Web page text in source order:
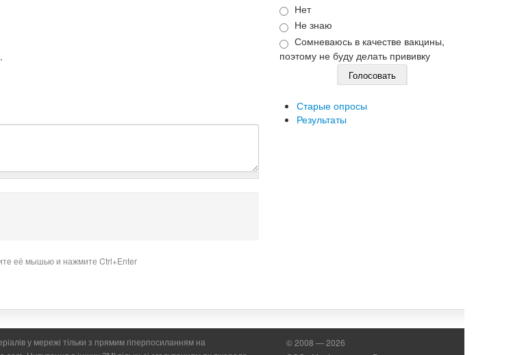
её мышью и нажмите Ctrl+Enter
Нет
Не знаю
Сомневаюсь в качестве вакцины,
поэтому не буду делать прививку
Старые опросы
Результаты
у мережі тільки з прямим гіперпосиланням на
© 2008 — 2026